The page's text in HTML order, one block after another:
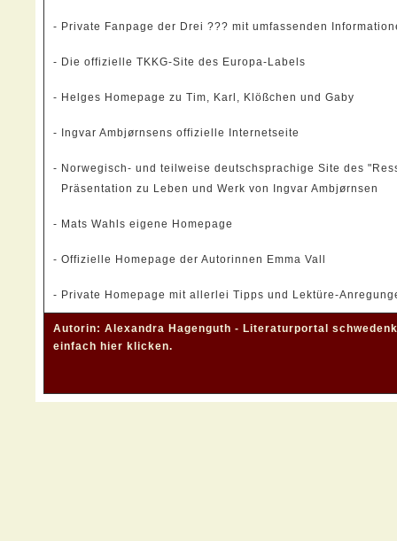
- Private Fanpage der Drei ??? mit umfassenden
- Die offizielle TKKG-Site des Europa-Labels
- Helges Homepage zu Tim, Karl, Klößchen und Gaby
- Ingvar Ambjørnsens offizielle Internetseite
- Norwegisch- und teilweise deutschsprachige Site des
Präsentation zu Leben und Werk von Ingvar Ambjørnsen
- Mats Wahls eigene Homepage
- Offizielle Homepage der Autorinnen Emma Vall
- Private Homepage mit allerlei Tipps und Lektüre-
Autorin: Alexandra Hagenguth - Literaturportal
einfach hier klicken.